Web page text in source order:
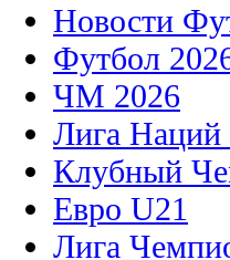
Новости
Футбол
ЧМ 2026
Лига
Клубный
Евро U21
Лига